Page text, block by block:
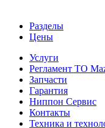
Разделы
Цены
Услуги
Регламент ТО
Запчасти
Гарантия
Ниппон Сервис
Контакты
Техника и